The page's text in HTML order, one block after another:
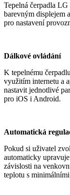
Tepelná čerpadla
barevným displejem
pro nastavení
Dálkové ovládání
K tepelnému
využitím internetu a
nastavit jednotlivé
pro iOS i Android.
Automatická
Pokud si uživatel
automaticky
závislosti na
teplotu s